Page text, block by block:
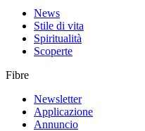
News
Stile di vita
Spiritualità
Scoperte
Fibre
Newsletter
Applicazione
Annuncio